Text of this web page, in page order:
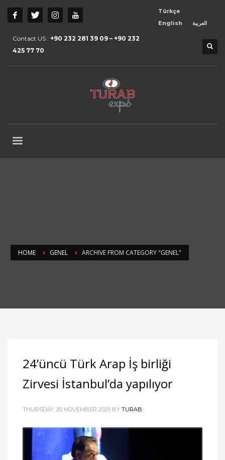
Contact US : +90 232 281 39 09 – +90 232
425 77 70
Türkçe
English
العربية
HOME GENEL ARCHIVE FROM CATEGORY "GENEL"
24’üncü Türk Arap İş birliği
Zirvesi İstanbul’da yapılıyor
THURSDAY, 20 NOVEMBER 2025 BY TURAB